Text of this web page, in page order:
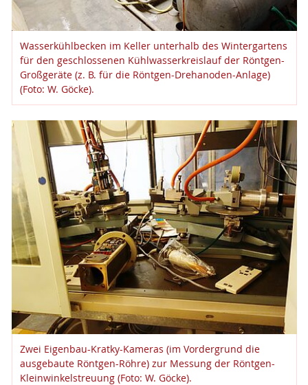
Wasserkühlbecken im Keller unterhalb des Wintergartens
für den geschlossenen Kühlwasserkreislauf der Röntgen-
Großgeräte (z. B. für die Röntgen-Drehanoden-Anlage)
(Foto: W. Göcke).
Zwei Eigenbau-Kratky-Kameras (im Vordergrund die
ausgebaute Röntgen-Röhre) zur Messung der Röntgen-
Kleinwinkelstreuung (Foto: W. Göcke).